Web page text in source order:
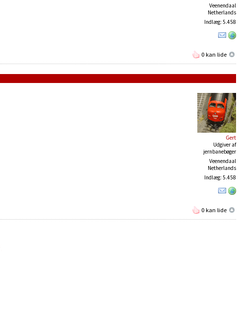
Veenendaal
Netherlands
Indlæg: 5.458
0 kan lide
Gert
Udgiver af
jernbanebøger
Veenendaal
Netherlands
Indlæg: 5.458
0 kan lide